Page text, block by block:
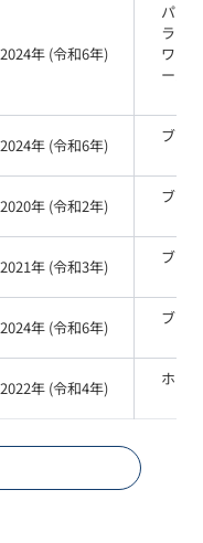
2024年 (令和6年)
パー
ラチ
ワイ
ール
2024年 (令和6年)
ブラ
2020年 (令和2年)
ブラ
2021年 (令和3年)
ブラ
2024年 (令和6年)
ブラ
2022年 (令和4年)
ホワ